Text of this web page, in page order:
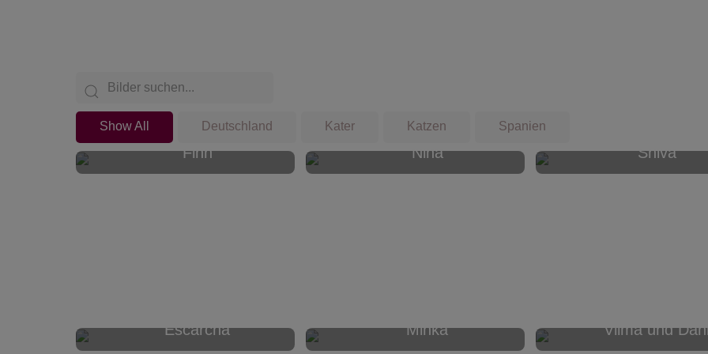
Show All Deutschland Kater Katzen Spanien
Finn Nina Shiva
Escarcha Minka Vilma und